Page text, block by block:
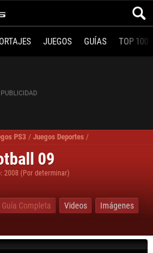
JUEGOS GUÍAS TOP 100
PS3 / Juegos Deportes /
09
2008 (Por determinar)
Guía Completa Videos
Imágenes